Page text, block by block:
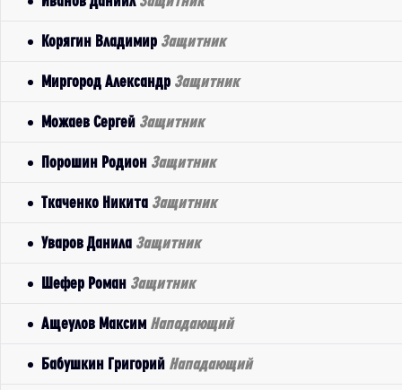
Корягин Владимир Защитник
Миргород Александр Защитник
Можаев Сергей Защитник
Порошин Родион Защитник
Ткаченко Никита Защитник
Уваров Данила Защитник
Шефер Роман Защитник
Ащеулов Максим Нападающий
Бабушкин Григорий Нападающий